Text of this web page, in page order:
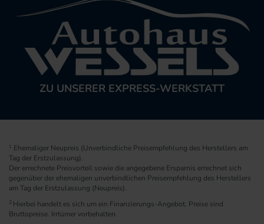
ZU UNSERER EXPRESS-WERKSTATT
1 Ehemaliger Neupreis (Unverbindliche Preisempfehlung des Herstellers am
Tag der Erstzulassung).
Der errechnete Preisvorteil sowie die angegebene Ersparnis errechnet sich
gegenüber der ehemaligen unverbindlichen Preisempfehlung des Herstellers
am Tag der Erstzulassung (Neupreis).
2 Hierbei handelt es sich um ein Finanzierungs-Angebot. Preise sind
Bruttopreise. Irrtümer vorbehalten.